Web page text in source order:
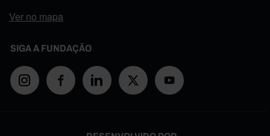
Ver no mapa
SIGA A FUNDAÇÃO